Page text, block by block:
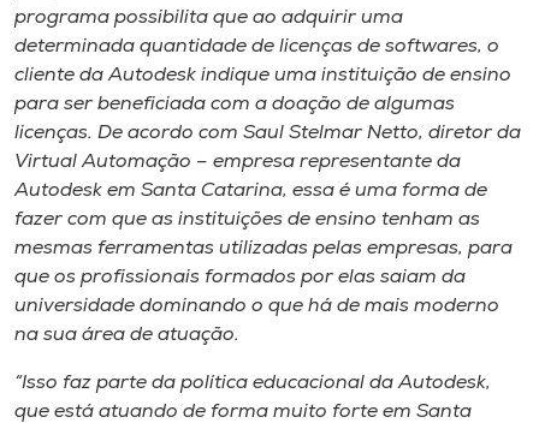
Selecione
o idioma
A+
A-
programa possibilita que ao adquirir uma
determinada quantidade de licenças de softwares, o
cliente da Autodesk indique uma instituição de ensino
para ser beneficiada com a doação de algumas
licenças. De acordo com Saul Stelmar Netto, diretor da
Virtual Automação – empresa representante da
Autodesk em Santa Catarina, essa é uma forma de
fazer com que as instituições de ensino tenham as
mesmas ferramentas utilizadas pelas empresas, para
que os profissionais formados por elas saiam da
universidade dominando o que há de mais moderno
na sua área de atuação.
“Isso faz parte da política educacional da Autodesk,
que está atuando de forma muito forte em Santa